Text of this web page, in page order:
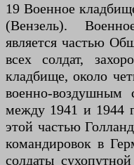
19 Военное
(Вензель).
является частью
всех солдат,
кладбище, около
военно-
между 1941 и 1944
этой частью
командировок в
солдаты